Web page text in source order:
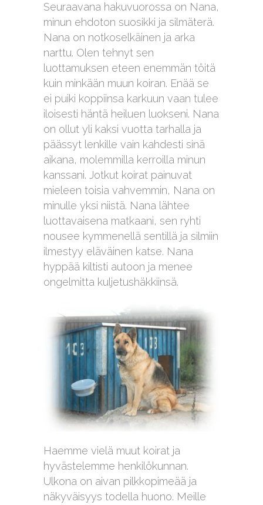
Seuraavana hakuvuorossa on Nana,
minun ehdoton suosikki ja silmäterä.
Nana on notkoselkäinen ja arka
narttu. Olen tehnyt sen
luottamuksen eteen enemmän töitä
kuin minkään muun koiran. Enää se
ei puiki koppiinsa karkuun vaan tulee
iloisesti häntä heiluen luokseni. Nana
on ollut yli kaksi vuotta tarhalla ja
päässyt lenkille vain kahdesti sinä
aikana, molemmilla kerroilla minun
kanssani. Jotkut koirat painuvat
mieleen toisia vahvemmin, Nana on
minulle yksi niistä. Nana lähtee
luottavaisena matkaani, sen ryhti
nousee kymmenellä sentillä ja silmiin
ilmestyy eläväinen katse. Nana
hyppää kiltisti autoon ja menee
ongelmitta kuljetushäkkiinsä.
Haemme vielä muut koirat ja
hyvästelemme henkilökunnan.
Ulkona on aivan pilkkopimeää ja
näkyväisyys todella huono. Meille